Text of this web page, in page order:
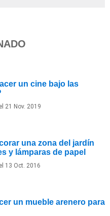
un cine bajo las
21 Nov. 2019
una zona del jardín
y lámparas de papel
13 Oct. 2016
un mueble arenero para